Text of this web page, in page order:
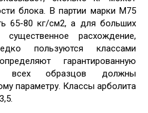
блока. В партии марки М75
65-80 кг/см2, а для больших
расхождение,
пользуются классами
гарантированную
всех образцов должны
параметру. Классы арболита